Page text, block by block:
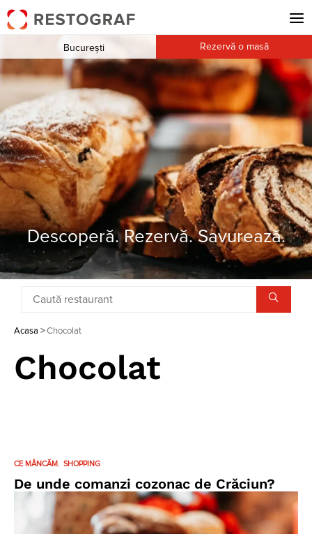
Descoperă. Rezervă. Savurează.
București Rezervă o masă
Acasa >Chocolat
Chocolat
CE MÂNCĂM SHOPPING
De unde comanzi cozonac de Crăciun?